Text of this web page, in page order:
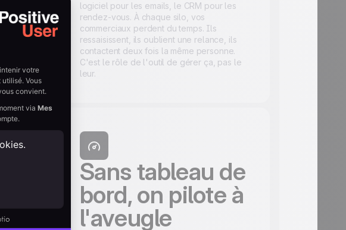
logiciel pour les emails, le CRM pour les
rendez-vous. À chaque silo, vos
commerciaux perdent du temps. Ils
ressaisissent, ils oublient une relance, ils
contactent deux fois la même personne.
C'est le rôle de l'outil de gérer ça, pas le
leur.
Sans tableau de
bord, on pilote à
l'aveugle